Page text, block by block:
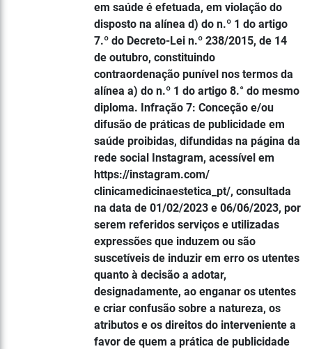
em saúde é efetuada, em violação do
disposto na alínea d) do n.º 1 do artigo
7.º do Decreto-Lei n.º 238/2015, de 14
de outubro, constituindo
contraordenação punível nos termos da
alínea a) do n.º 1 do artigo 8.° do mesmo
diploma. Infração 7: Conceção e/ou
difusão de práticas de publicidade em
saúde proibidas, difundidas na página da
rede social Instagram, acessível em
https://instagram.com/
clinicamedicinaestetica_pt/, consultada
na data de 01/02/2023 e 06/06/2023, por
serem referidos serviços e utilizadas
expressões que induzem ou são
suscetíveis de induzir em erro os utentes
quanto à decisão a adotar,
designadamente, ao enganar os utentes
e criar confusão sobre a natureza, os
atributos e os direitos do interveniente a
favor de quem a prática de publicidade